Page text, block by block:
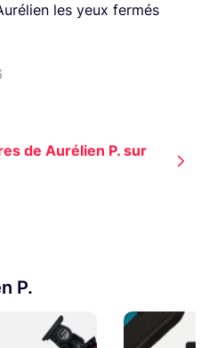
les yeux fermés
de Aurélien P. sur
P.